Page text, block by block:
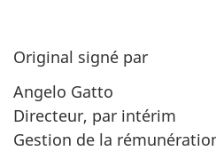
Original signé par
Angelo Gatto
Directeur, par intérim
Gestion de la